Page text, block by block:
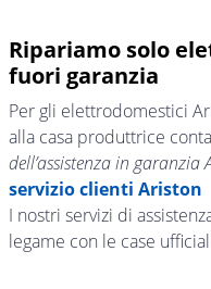
Ripariamo solo
fuori garanzia
Per gli elettrodomestici
alla casa produttrice
dell’assistenza in garanzia
servizio clienti Ariston
I nostri servizi di
legame con le case